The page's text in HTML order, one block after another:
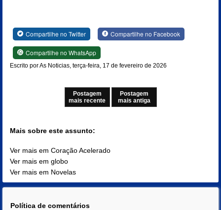
Compartilhe no Twitter Compartilhe no Facebook
Compartilhe no WhatsApp
Escrito por As Noticias, terça-feira, 17 de fevereiro de 2026
Postagem
mais recente
Postagem
mais antiga
Mais sobre este assunto:
Ver mais em Coração Acelerado
Ver mais em globo
Ver mais em Novelas
Política de comentários